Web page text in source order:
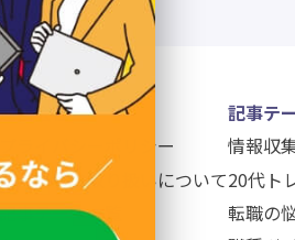
運営会社
プライバシーポリシー
個人情報お取り扱いについて
記事テーマ一覧
記事テ
情報収
20代ト
転職の